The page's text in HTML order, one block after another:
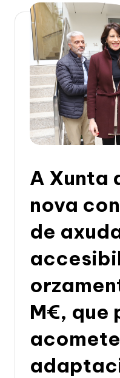
d
b
G
A Xunta
nova
de
M€, que